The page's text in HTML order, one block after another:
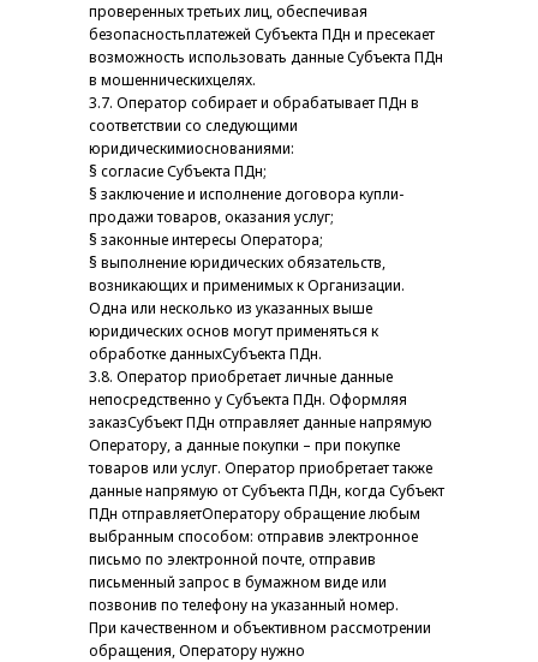
проверенных третьих лиц, обеспечивая
безопасностьплатежей Субъекта ПДн и пресекает
возможность использовать данные Субъекта ПДн
в мошенническихцелях.
3.7. Оператор собирает и обрабатывает ПДн в
соответствии со следующими
юридическимиоснованиями:
§ согласие Субъекта ПДн;
§ заключение и исполнение договора купли-
продажи товаров, оказания услуг;
§ законные интересы Оператора;
§ выполнение юридических обязательств,
возникающих и применимых к Организации.
Одна или несколько из указанных выше
юридических основ могут применяться к
обработке данныхСубъекта ПДн.
3.8. Оператор приобретает личные данные
непосредственно у Субъекта ПДн. Оформляя
заказСубъект ПДн отправляет данные напрямую
Оператору, а данные покупки – при покупке
товаров или услуг. Оператор приобретает также
данные напрямую от Субъекта ПДн, когда Субъект
ПДн отправляетОператору обращение любым
выбранным способом: отправив электронное
письмо по электронной почте, отправив
письменный запрос в бумажном виде или
позвонив по телефону на указанный номер.
При качественном и объективном рассмотрении
обращения, Оператору нужно